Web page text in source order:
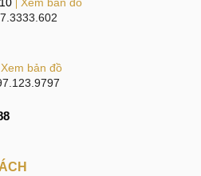
Xem bản đồ